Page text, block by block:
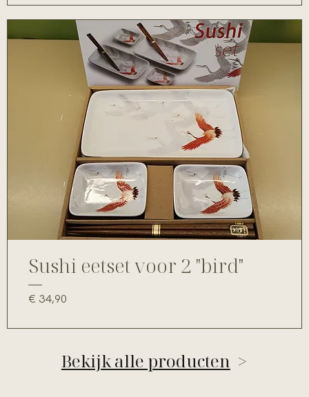
Sushi eetset voor 2 "bird"
Prijs
€ 34,90
Bekijk alle producten >